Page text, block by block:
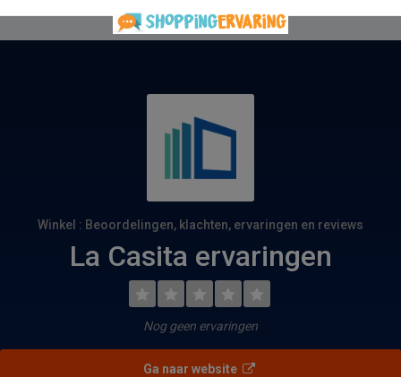
Winkel : Beoordelingen, klachten, ervaringen en reviews
La Casita ervaringen
Nog geen ervaringen
Ga naar website